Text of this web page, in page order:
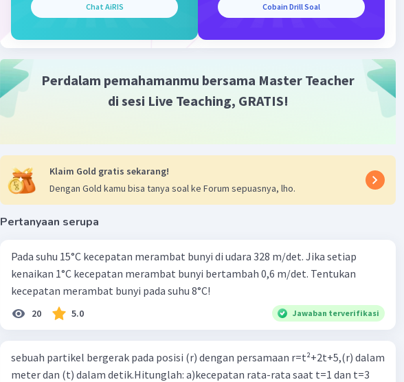
Chat AiRIS Cobain Drill Soal
Perdalam pemahamanmu bersama Master Teacher
di sesi Live Teaching, GRATIS!
Klaim Gold gratis sekarang!
Dengan Gold kamu bisa tanya soal ke Forum sepuasnya, lho.
Pertanyaan serupa
Pada suhu 15°C kecepatan merambat bunyi di udara 328 m/det. Jika setiap
kenaikan 1°C kecepatan merambat bunyi bertambah 0,6 m/det. Tentukan
kecepatan merambat bunyi pada suhu 8°C!
20 5.0 Jawaban terverifikasi
sebuah partikel bergerak pada posisi (r) dengan persamaan r=t²+2t+5,(r) dalam
meter dan (t) dalam detik.Hitunglah: a)kecepatan rata-rata saat t=1 dan t=3